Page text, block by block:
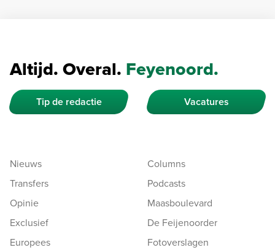
Altijd. Overal. Feyenoord.
Tip de redactie Vacatures
Nieuws
Transfers
Opinie
Exclusief
Europees
Columns
Podcasts
Maasboulevard
De Feijenoorder
Fotoverslagen